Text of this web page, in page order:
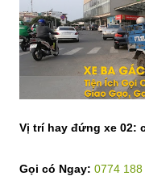
Vị trí hay đứng xe 02:
Gọi có Ngay: 0774 188